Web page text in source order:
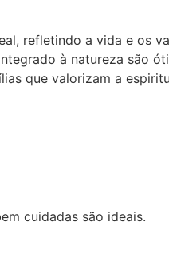
refletindo a vida e os
à natureza são
que valorizam a
cuidadas são ideais.